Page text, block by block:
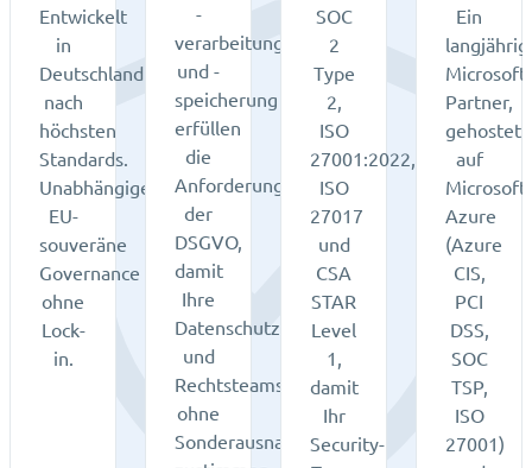
Entwickelt
in
Deutschland
nach
höchsten
Standards.
Unabhängige,
EU-
souveräne
Governance
ohne
Lock-
in.
-
verarbeitung
und -
speicherung
erfüllen
die
Anforderungen
der
DSGVO,
damit
Ihre
Datenschutz-
und
Rechtsteams
ohne
Sonderausnahme
SOC
2
Type
2,
ISO
27001:2022,
ISO
27017
und
CSA
STAR
Level
1,
damit
Ihr
Security-
Ein
Microsoft-
Partner,
gehostet
auf
Microsoft
Azure
(Azure
CIS,
PCI
DSS,
SOC
TSP,
ISO
27001)